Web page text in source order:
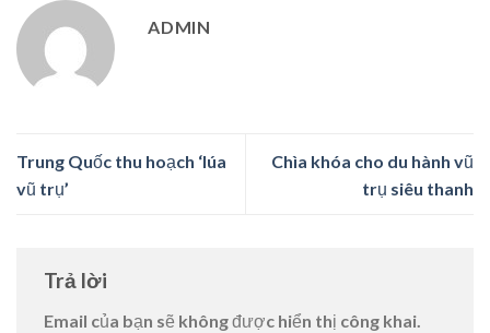
ADMIN
Trung Quốc thu hoạch ‘lúa
vũ trụ’
Chìa khóa cho du hành vũ
trụ siêu thanh
Trả lời
Email của bạn sẽ không được hiển thị công khai.